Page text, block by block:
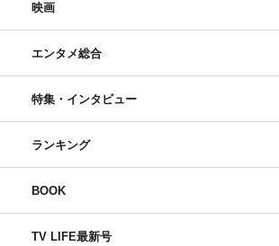
映画
エンタメ総合
特集・インタビュー
ランキング
BOOK
TV LIFE最新号